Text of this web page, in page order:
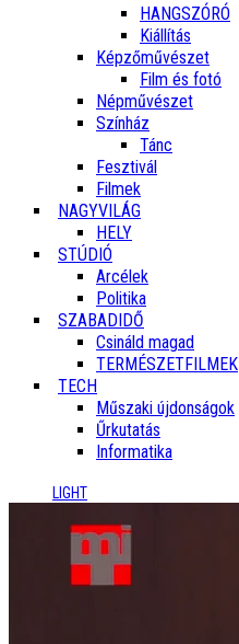
HANGSZÓRÓ
Kiállítás
Képzőművészet
Film és fotó
Népművészet
Színház
Tánc
Fesztivál
Filmek
NAGYVILÁG
HELY
STÚDIÓ
Arcélek
Politika
SZABADIDŐ
Csináld magad
TERMÉSZETFILMEK
TECH
Műszaki újdonságok
Űrkutatás
Informatika
LIGHT